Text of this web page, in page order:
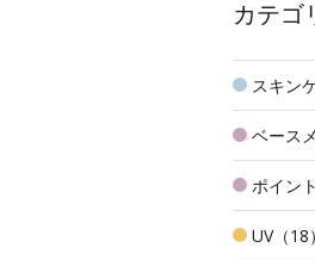
カテゴ
スキン
ベース
ポイン
UV（18）